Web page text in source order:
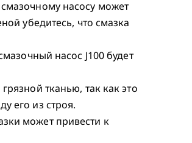
насосу может
убедитесь, что смазка
насос J100 будет
тканью, так как это
его из строя.
может привести к